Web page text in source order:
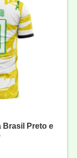
Brasil Preto e